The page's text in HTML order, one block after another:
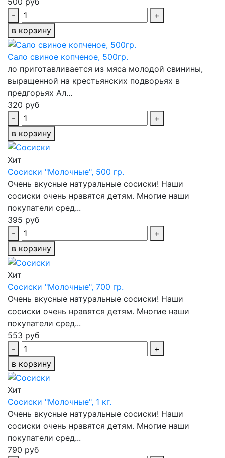
-
+
в корзину
Сало свиное копченое, 500гр.
ло приготавливается из мяса молодой свинины,
выращенной на крестьянских подворьях в
предгорьях Ал...
320 руб
-
+
в корзину
Хит
Сосиски "Молочные", 500 гр.
Очень вкусные натуральные сосиски! Наши
сосиски очень нравятся детям. Многие наши
покупатели сред...
395 руб
-
+
в корзину
Хит
Сосиски "Молочные", 700 гр.
Очень вкусные натуральные сосиски! Наши
сосиски очень нравятся детям. Многие наши
покупатели сред...
553 руб
-
+
в корзину
Хит
Сосиски "Молочные", 1 кг.
Очень вкусные натуральные сосиски! Наши
сосиски очень нравятся детям. Многие наши
покупатели сред...
790 руб